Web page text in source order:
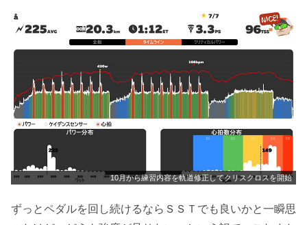
10月から練習内容を軌道修正してクリスクロスを開始
ずっとペダルを回し続けるならＳＳＴでも良いかと一瞬思